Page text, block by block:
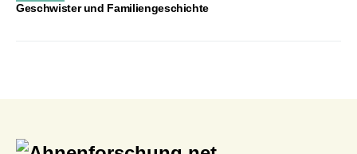
Geschwister und Familiengeschichte